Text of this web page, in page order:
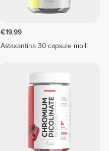
€19.99
Astaxantina 30 capsule molli